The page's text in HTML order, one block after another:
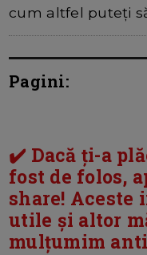
cum altfel puteți
Pagini:
✔️ Dacă ți-a
fost de folos,
share!
utile și altor
mulțumim